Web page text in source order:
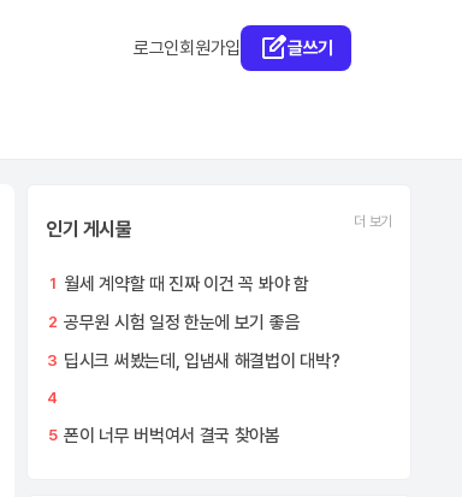
로그인회원가입 글쓰기
인기 게시물 더 보기
1 월세 계약할 때 진짜 이건 꼭 봐야 함
2 공무원 시험 일정 한눈에 보기 좋음
3 딥시크 써봤는데, 입냄새 해결법이 대박?
4
5 폰이 너무 버벅여서 결국 찾아봄